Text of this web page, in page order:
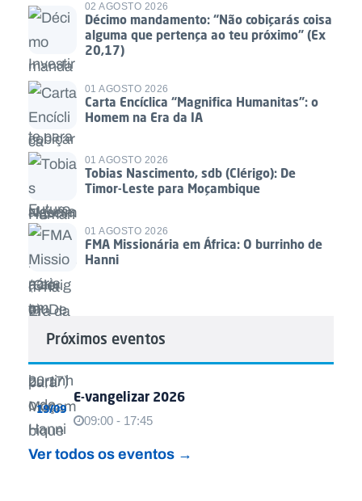
02 AGOSTO 2026
Décimo mandamento: “Não cobiçarás coisa
alguma que pertença ao teu próximo” (Ex
20,17)
01 AGOSTO 2026
Carta Encíclica “Magnifica Humanitas”: o
Homem na Era da IA
01 AGOSTO 2026
Tobias Nascimento, sdb (Clérigo): De
Timor-Leste para Moçambique
01 AGOSTO 2026
FMA Missionária em África: O burrinho de
Hanni
Próximos eventos
19/09
E-vangelizar 2026
09:00 - 17:45
Ver todos os eventos →